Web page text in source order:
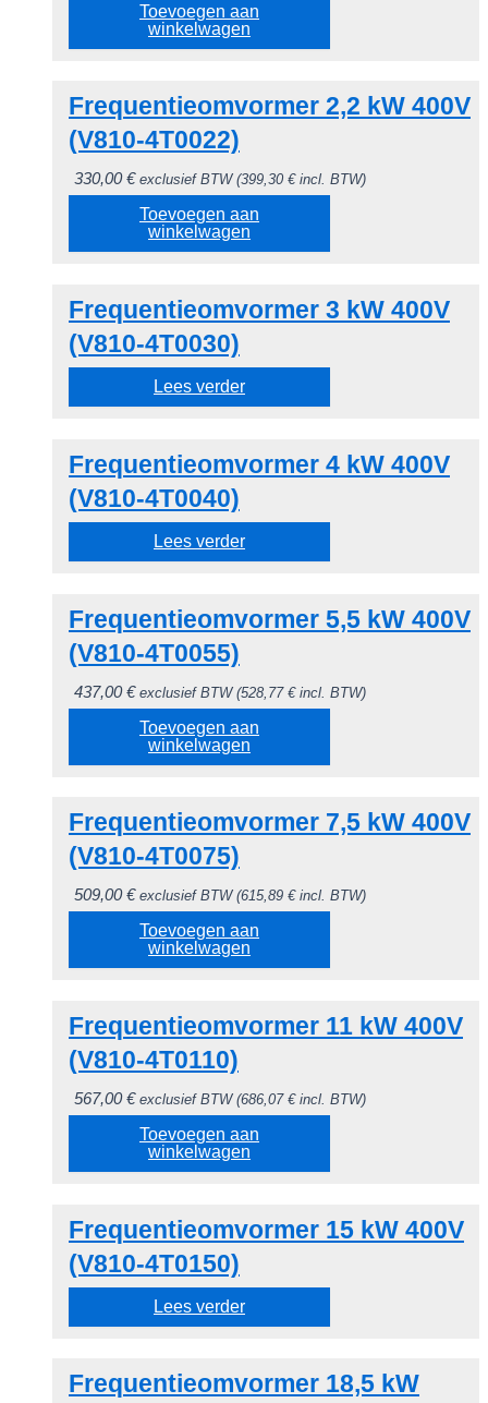
Toevoegen aan
winkelwagen
Frequentieomvormer 2,2 kW 400V
(V810-4T0022)
330,00€ exclusief BTW (399,30 €incl. BTW)
Toevoegen aan
winkelwagen
Frequentieomvormer 3 kW 400V
(V810-4T0030)
Lees verder
Frequentieomvormer 4 kW 400V
(V810-4T0040)
Lees verder
Frequentieomvormer 5,5 kW 400V
(V810-4T0055)
437,00€ exclusief BTW (528,77 €incl. BTW)
Toevoegen aan
winkelwagen
Frequentieomvormer 7,5 kW 400V
(V810-4T0075)
509,00€ exclusief BTW (615,89 €incl. BTW)
Toevoegen aan
winkelwagen
Frequentieomvormer 11 kW 400V
(V810-4T0110)
567,00€ exclusief BTW (686,07 €incl. BTW)
Toevoegen aan
winkelwagen
Frequentieomvormer 15 kW 400V
(V810-4T0150)
Lees verder
Frequentieomvormer 18,5 kW